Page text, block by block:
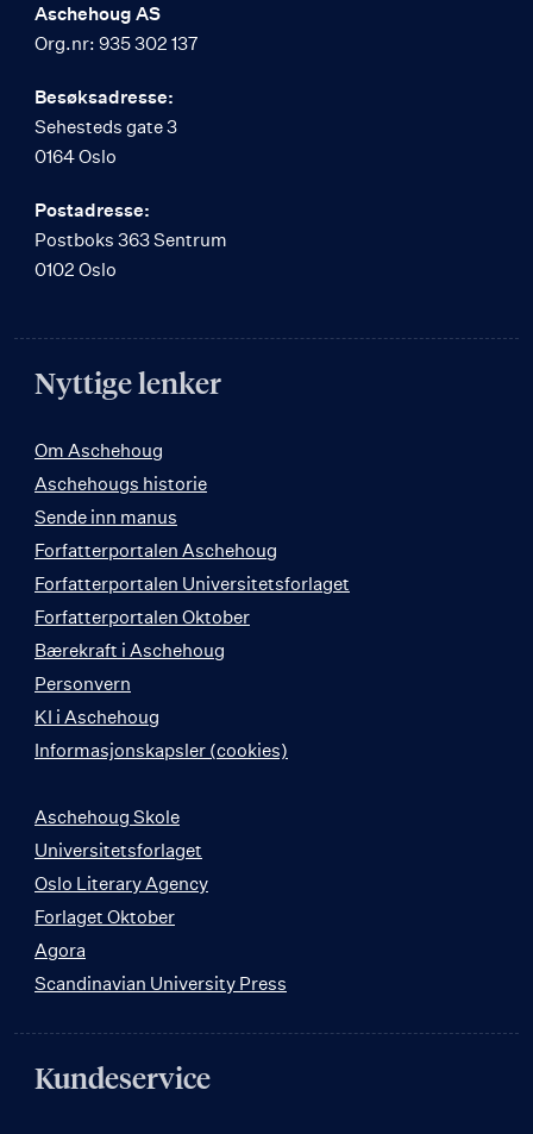
Aschehoug AS
Org.nr: 935 302 137
Besøksadresse:
Sehesteds gate 3
0164 Oslo
Postadresse:
Postboks 363 Sentrum
0102 Oslo
Nyttige lenker
Om Aschehoug
Aschehougs historie
Sende inn manus
Forfatterportalen Aschehoug
Forfatterportalen Universitetsforlaget
Forfatterportalen Oktober
Bærekraft i Aschehoug
Personvern
KI i Aschehoug
Informasjonskapsler (cookies)
Aschehoug Skole
Universitetsforlaget
Oslo Literary Agency
Forlaget Oktober
Agora
Scandinavian University Press
Kundeservice